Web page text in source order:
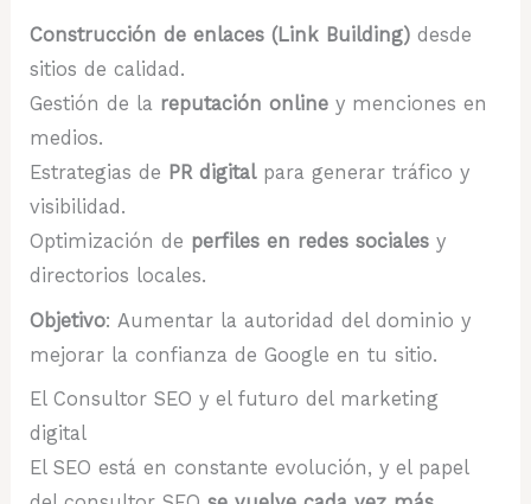
Construcción de enlaces (Link Building) desde
sitios de calidad.
Gestión de la reputación online y menciones en
medios.
Estrategias de PR digitalpara generar tráfico y
visibilidad.
Optimización de perfiles en redes sociales y
directorios locales.
Objetivo: Aumentar la autoridad del dominio y
mejorar la confianza de Google en tu sitio.
El Consultor SEO y el futuro del marketing
digital
El SEO está en constante evolución, y el papel